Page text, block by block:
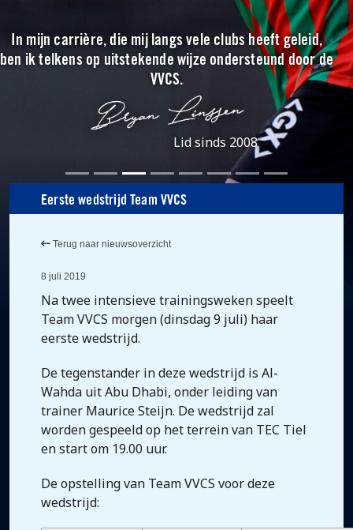
In mijn carrière, die mij langs vele clubs heeft geleid,
ben ik telkens op uitstekende wijze ondersteund door de
VVCS.
Lid sinds 2008
Eerste wedstrijd Team VVCS
Terug naar nieuwsoverzicht
8 juli 2019
Na twee intensieve trainingsweken speelt
Team VVCS morgen (dinsdag 9 juli) haar
eerste wedstrijd.
De tegenstander in deze wedstrijd is Al-
Wahda uit Abu Dhabi, onder leiding van
trainer Maurice Steijn. De wedstrijd zal
worden gespeeld op het terrein van TEC Tiel
en start om 19.00 uur.
De opstelling van Team VVCS voor deze
wedstrijd: